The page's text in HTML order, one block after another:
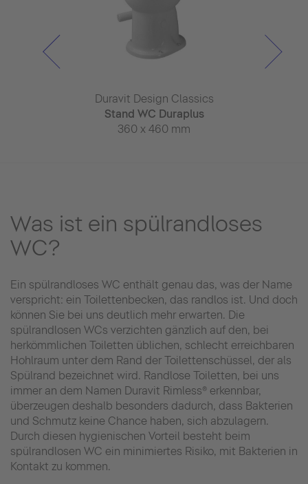
Duravit Design Classics
Stand WC Duraplus
360 x 460 mm
Was ist ein spülrandloses
WC?
Ein spülrandloses WC enthält genau das, was der Name
verspricht: ein Toilettenbecken, das randlos ist. Und doch
können Sie bei uns deutlich mehr erwarten. Die
spülrandlosen WCs verzichten gänzlich auf den, bei
herkömmlichen Toiletten üblichen, schlecht erreichbaren
Hohlraum unter dem Rand der Toilettenschüssel, der als
Spülrand bezeichnet wird. Randlose Toiletten, bei uns
immer an dem Namen Duravit Rimless® erkennbar,
überzeugen deshalb besonders dadurch, dass Bakterien
und Schmutz keine Chance haben, sich abzulagern.
Durch diesen hygienischen Vorteil besteht beim
spülrandlosen WC ein minimiertes Risiko, mit Bakterien in
Kontakt zu kommen.